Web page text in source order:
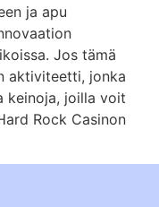
ja apu
Jos tämä
aktiviteetti, jonka
keinoja, joilla voit
Rock Casinon